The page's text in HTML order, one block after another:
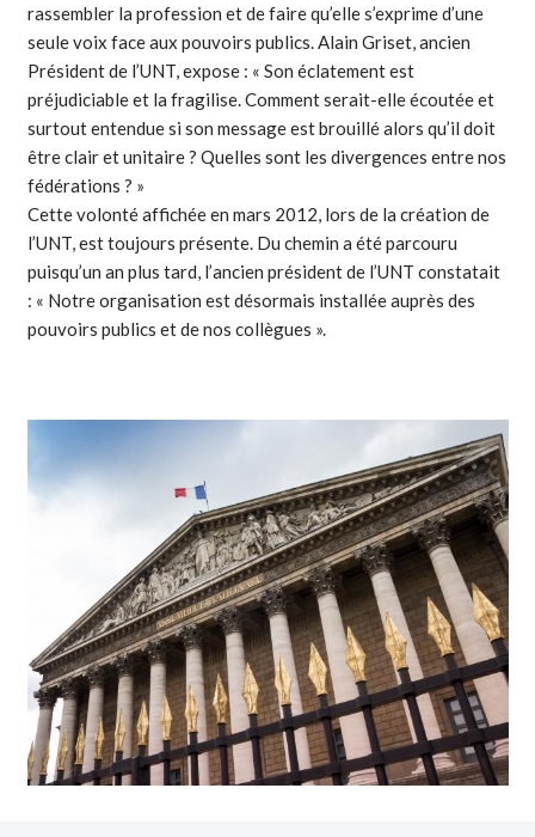
rassembler la profession et de faire qu’elle s’exprime d’une
seule voix face aux pouvoirs publics. Alain Griset, ancien
Président de l’UNT, expose : « Son éclatement est
préjudiciable et la fragilise. Comment serait-elle écoutée et
surtout entendue si son message est brouillé alors qu’il doit
être clair et unitaire ? Quelles sont les divergences entre nos
fédérations ? »
Cette volonté affichée en mars 2012, lors de la création de
l’UNT, est toujours présente. Du chemin a été parcouru
puisqu’un an plus tard, l’ancien président de l’UNT constatait
: « Notre organisation est désormais installée auprès des
pouvoirs publics et de nos collègues ».